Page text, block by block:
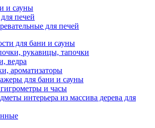
и сауны
печей
для печей
для бани и сауны
рукавицы, тапочки
ведра
ароматизаторы
для бани и сауны
и часы
интерьера из массива дерева для